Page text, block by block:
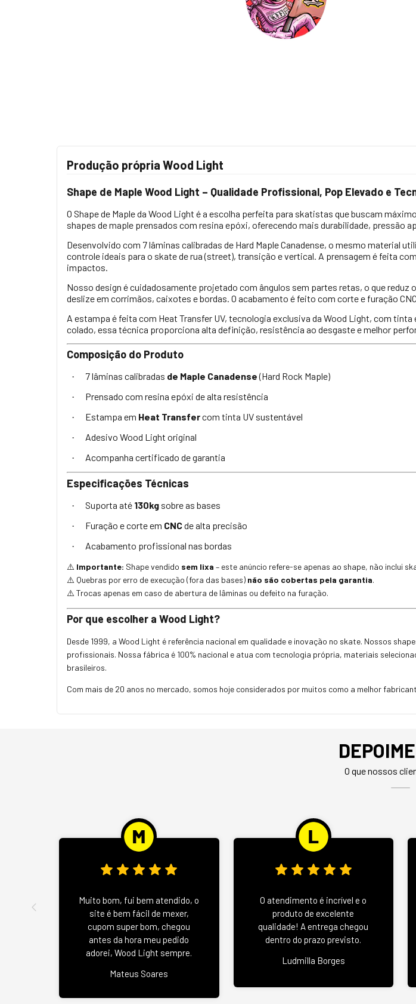
Produção própria Wood Light
Shape de Maple Wood Light – Qualidade Profissional, Pop Elevado e
O Shape de Maple da Wood Light é a escolha perfeita para skatistas que buscam
shapes de maple prensados com resina epóxi, oferecendo mais durabilidade, pressão
Desenvolvido com 7 lâminas calibradas de Hard Maple Canadense, o mesmo material
controle ideais para o skate de rua (street), transição e vertical. A prensagem é feita
impactos.
Nosso design é cuidadosamente projetado com ângulos sem partes retas, o que
deslize em corrimãos, caixotes e bordas. O acabamento é feito com corte e furação
A estampa é feita com Heat Transfer UV, tecnologia exclusiva da Wood Light, com
colado, essa técnica proporciona alta definição, resistência ao desgaste e melhor
Composição do Produto
· 7 lâminas calibradas de Maple Canadense(Hard Rock Maple)
· Prensado com resina epóxi de alta resistência
· Estampa em Heat Transfercom tinta UV sustentável
· Adesivo Wood Light original
· Acompanha certificado de garantia
Especificações Técnicas
· Suporta até 130kg sobre as bases
· Furação e corte em CNCde alta precisão
· Acabamento profissional nas bordas
⚠️ Importante: Shape vendido sem lixa – este anúncio refere-se apenas ao shape, não inclui
⚠️ Quebras por erro de execução (fora das bases) não são cobertas pela garantia.
⚠️ Trocas apenas em caso de abertura de lâminas ou defeito na furação.
Por que escolher a Wood Light?
Desde 1999, a Wood Light é referência nacional em qualidade e inovação no skate. Nossos
profissionais. Nossa fábrica é 100% nacional e atua com tecnologia própria, materiais
brasileiros.
Com mais de 20 anos no mercado, somos hoje considerados por muitos como a melhor
O que nossos
Muito bom, fui bem atendido, o
site é bem fácil de mexer,
cupom super bom, chegou
antes da hora meu pedido
adorei, Wood Light sempre.
Mateus Soares
O atendimento é incrível e o
produto de excelente
qualidade! A entrega chegou
dentro do prazo previsto.
Ludmilla Borges